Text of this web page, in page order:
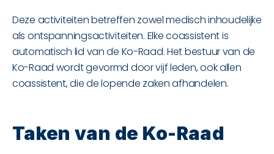
Deze activiteiten betreffen zowel medisch inhoudelijke
als ontspanningsactiviteiten. Elke coassistent is
automatisch lid van de Ko-Raad. Het bestuur van de
Ko-Raad wordt gevormd door vijf leden, ook allen
coassistent, die de lopende zaken afhandelen.
Taken van de Ko-Raad